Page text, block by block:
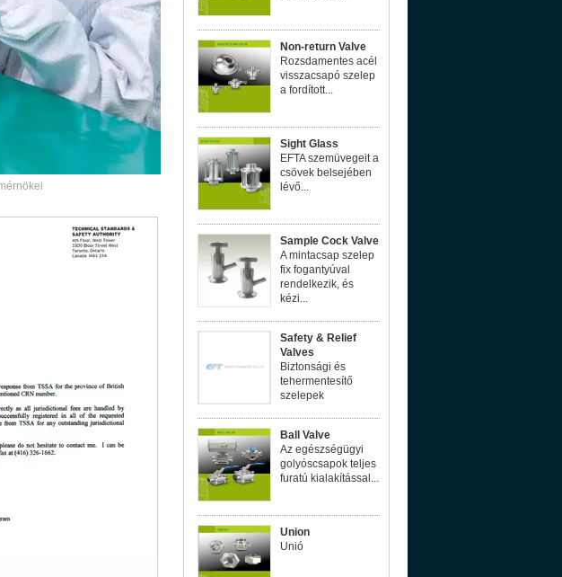
Non-return Valve
Rozsdamentes acél
visszacsapó szelep
a fordított...
Sight Glass
EFTA szemüvegeit a
csövek belsejében
lévő...
Sample Cock Valve
A mintacsap szelep
fix fogantyúval
rendelkezik, és
kézi...
Safety & Relief
Valves
Biztonsági és
tehermentesítő
szelepek
Ball Valve
Az egészségügyi
golyóscsapok teljes
furatú kialakítással...
Union
Unió